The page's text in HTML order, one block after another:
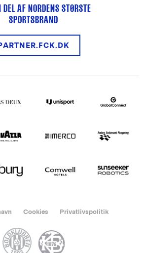
DEL AF NORDENS STØRSTE
SPORTSBRAND
Cookies Privatlivspolitik